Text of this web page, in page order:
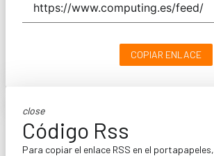
COPIAR ENLACE
close
Código Rss
Para copiar el enlace RSS en el portapapeles,